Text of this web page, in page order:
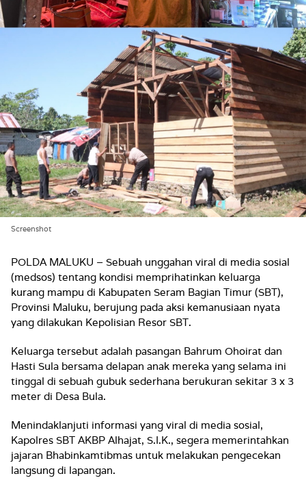
Screenshot
POLDA MALUKU – Sebuah unggahan viral di media sosial
(medsos) tentang kondisi memprihatinkan keluarga
kurang mampu di Kabupaten Seram Bagian Timur (SBT),
Provinsi Maluku, berujung pada aksi kemanusiaan nyata
yang dilakukan Kepolisian Resor SBT.
Keluarga tersebut adalah pasangan Bahrum Ohoirat dan
Hasti Sula bersama delapan anak mereka yang selama ini
tinggal di sebuah gubuk sederhana berukuran sekitar 3 x 3
meter di Desa Bula.
Menindaklanjuti informasi yang viral di media sosial,
Kapolres SBT AKBP Alhajat, S.I.K., segera memerintahkan
jajaran Bhabinkamtibmas untuk melakukan pengecekan
langsung di lapangan.